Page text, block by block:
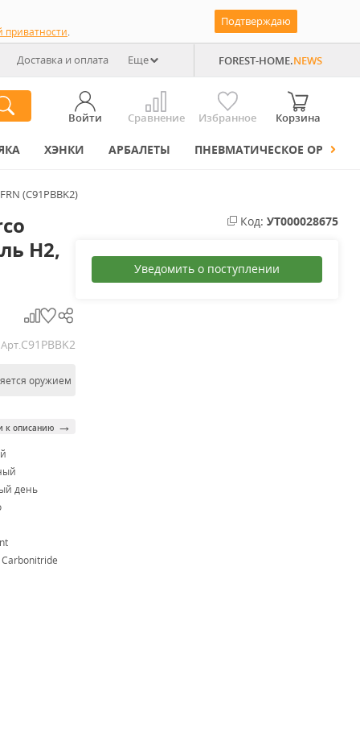
приватности.
Подтверждаю
Доставка и оплата Еще FOREST-HOME.NEWS
Войти Сравнение Избранное Корзина
ХЭНКИ АРБАЛЕТЫ ПНЕВМАТИЧЕСКОЕ ОРУЖИЕ
(C91PBBK2)
H2,
Арт.C91PBBK2
оружием
к описанию →
день
Код: УТ000028675
Уведомить о поступлении